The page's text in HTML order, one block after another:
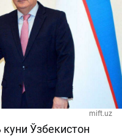
mift.uz
Ўзбекистон